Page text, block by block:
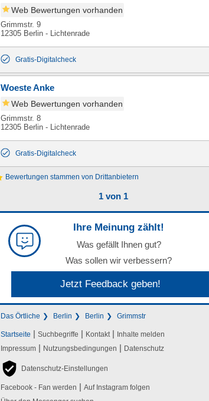
Web Bewertungen vorhanden
Grimmstr. 9
12305 Berlin - Lichtenrade
Gratis-Digitalcheck
Woeste Anke
Web Bewertungen vorhanden
Grimmstr. 8
12305 Berlin - Lichtenrade
Gratis-Digitalcheck
Bewertungen stammen von Drittanbietern
1 von 1
Ihre Meinung zählt!
Was gefällt Ihnen gut?
Was sollen wir verbessern?
Jetzt Feedback geben!
Das Örtliche Berlin Berlin Grimmstr
Startseite | Suchbegriffe | Kontakt | Inhalte melden
Impressum | Nutzungsbedingungen | Datenschutz
Datenschutz-Einstellungen
Facebook - Fan werden | Auf Instagram folgen